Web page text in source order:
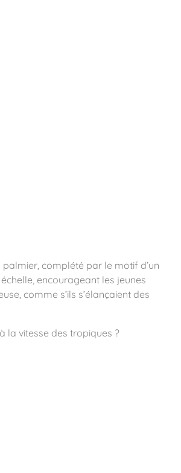
complété par le motif d’un
encourageant les jeunes
comme s’ils s’élançaient des
la vitesse des tropiques ?